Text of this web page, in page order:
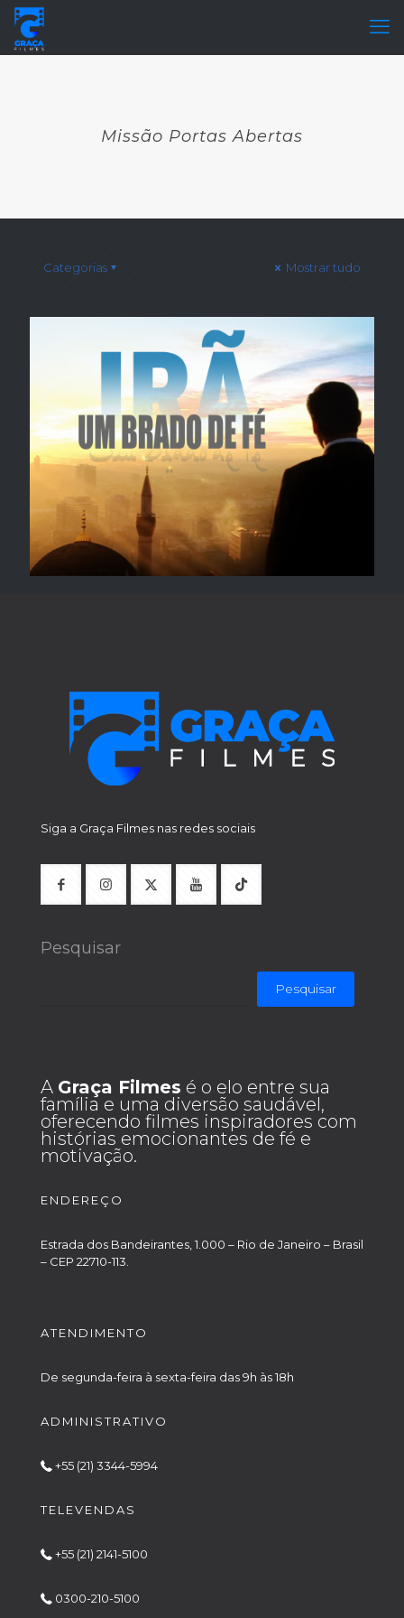
Missão Portas Abertas
Categorias Mostrar tudo
Siga a Graça Filmes nas redes sociais
Pesquisar
Pesquisar
A Graça Filmes é o elo entre sua
família e uma diversão saudável,
oferecendo filmes inspiradores com
histórias emocionantes de fé e
motivação.
ENDEREÇO
Estrada dos Bandeirantes, 1.000 – Rio de Janeiro – Brasil
– CEP 22710-113.
ATENDIMENTO
De segunda-feira à sexta-feira das 9h às 18h
ADMINISTRATIVO
+55 (21) 3344-5994
TELEVENDAS
+55 (21) 2141-5100
0300-210-5100